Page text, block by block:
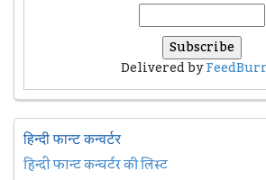
Delivered by
हिन्दी फान्ट कन्वर्टर
हिन्दी फान्ट कन्वर्टर की लिस्ट